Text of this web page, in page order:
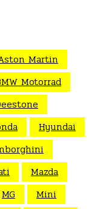
Martin
Motorrad
Hyundai
Mazda
MG Mini